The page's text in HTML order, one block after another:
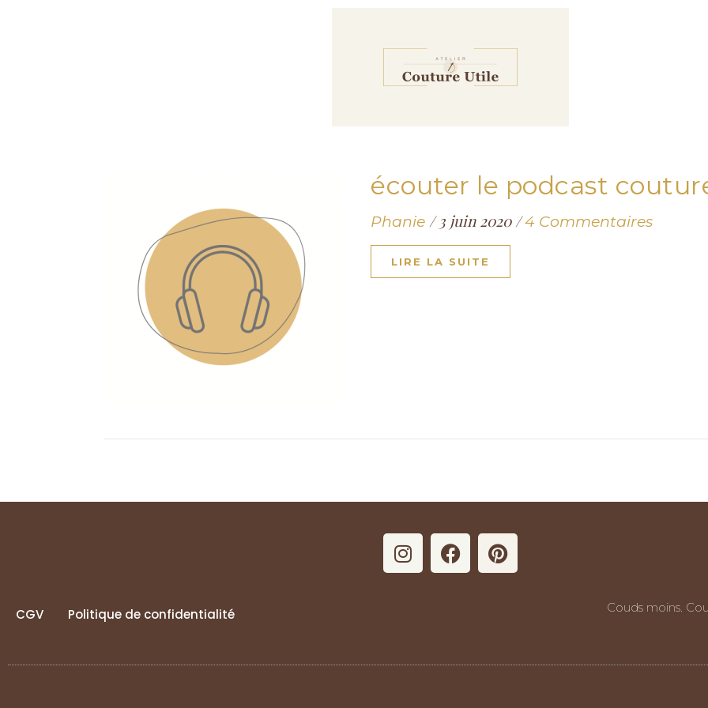
écouter le podcast
Phanie / 3 juin 2020 / 4 Commentaires
LIRE LA SUITE
CGV Politique de confidentialité Couds moins.